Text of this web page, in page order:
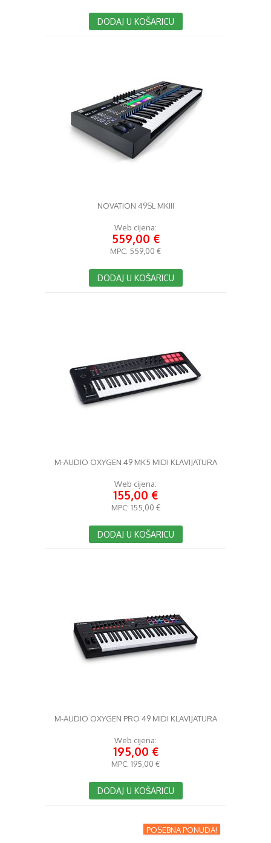
DODAJ U KOŠARICU
NOVATION 49SL MKIII
Web cijena:
559,00 €
MPC: 559,00 €
DODAJ U KOŠARICU
M-AUDIO OXYGEN 49 MK5 MIDI KLAVIJATURA
Web cijena:
155,00 €
MPC: 155,00 €
DODAJ U KOŠARICU
M-AUDIO OXYGEN PRO 49 MIDI KLAVIJATURA
Web cijena:
195,00 €
MPC: 195,00 €
DODAJ U KOŠARICU
POSEBNA PONUDA!